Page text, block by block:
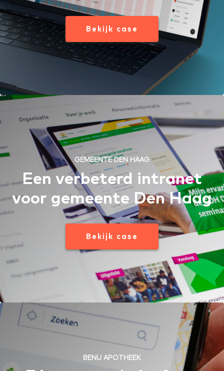
Bekijk case
GEMEENTE DEN HAAG
Een verbeterd intranet
voor gemeente Den Haag
Bekijk case
BENU APOTHEEK